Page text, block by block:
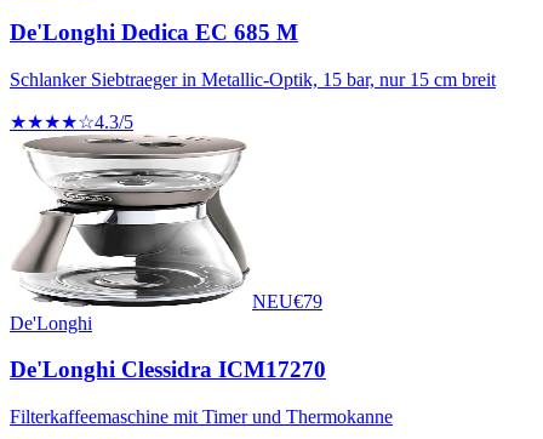
De'Longhi Dedica EC 685 M
Schlanker Siebtraeger in Metallic-Optik, 15 bar, nur 15 cm breit
★★★★☆4.3/5
NEU€79
De'Longhi
De'Longhi Clessidra ICM17270
Filterkaffeemaschine mit Timer und Thermokanne